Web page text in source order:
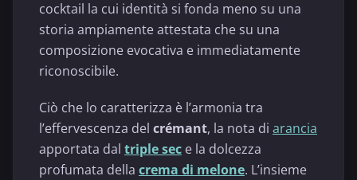
cocktail la cui identità si fonda meno su una
storia ampiamente attestata che su una
composizione evocativa e immediatamente
riconoscibile.
Ciò che lo caratterizza è l’armonia tra
l’effervescenza del crémant, la nota di arancia
apportata dal triple sec e la dolcezza
profumata della crema di melone. L’insieme